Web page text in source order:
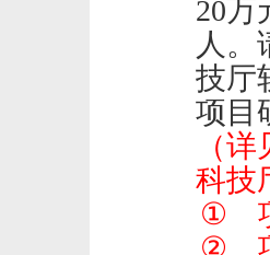
20万
人。
技厅
项目
（
科技
①
②